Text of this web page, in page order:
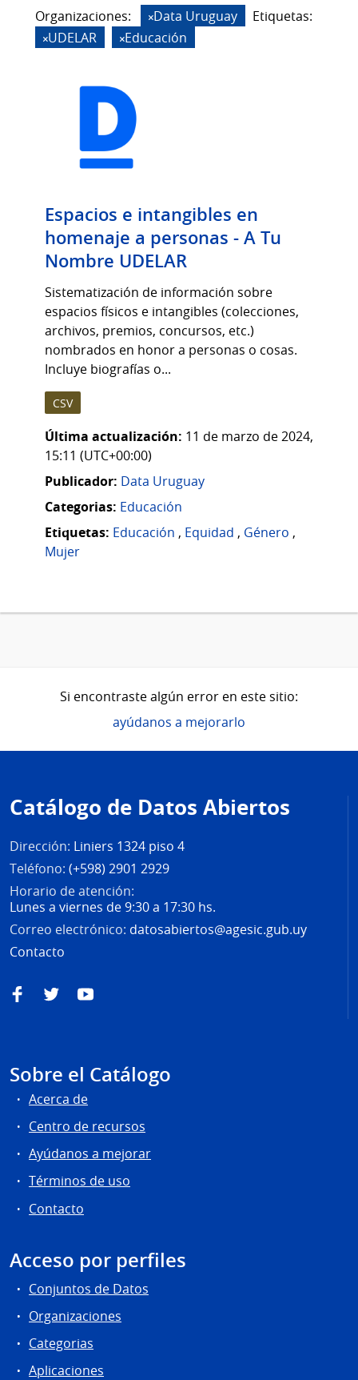
Organizaciones: Data Uruguay
Etiquetas:
UDELAR
Educación
Espacios e intangibles en
homenaje a personas - A Tu
Nombre UDELAR
Sistematización de información sobre
espacios físicos e intangibles (colecciones,
archivos, premios, concursos, etc.)
nombrados en honor a personas o cosas.
Incluye biografías o...
CSV
Última actualización: 11 de marzo de 2024,
15:11 (UTC+00:00)
Publicador: Data Uruguay
Categorias: Educación
Etiquetas: Educación , Equidad , Género ,
Mujer
Si encontraste algún error en este sitio:
ayúdanos a mejorarlo
de
página
Catálogo de Datos Abiertos
Dirección: Liniers 1324 piso 4
Teléfono: (+598) 2901 2929
Horario de atención:
Lunes a viernes de 9:30 a 17:30 hs.
Correo electrónico: datosabiertos@agesic.gub.uy
Contacto
FacebookTwitterYouTube
Sobre el Catálogo
Acerca de
Centro de recursos
Ayúdanos a mejorar
Términos de uso
Contacto
Acceso por perfiles
Conjuntos de Datos
Organizaciones
Categorias
Aplicaciones